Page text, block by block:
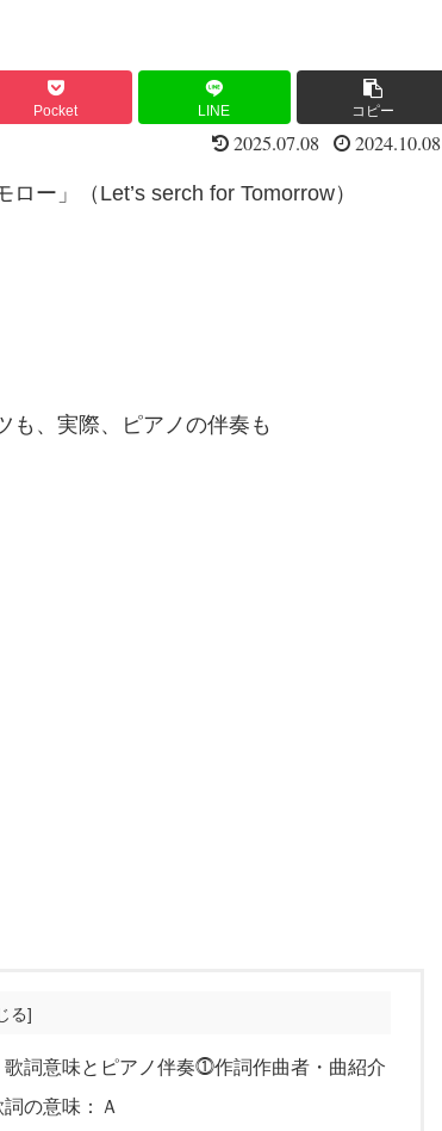
Pocket LINE コピー
2025.07.08 2024.10.08
ー」（Let’s serch for Tomorrow）
も、実際、ピアノの伴奏も
詞意味とピアノ伴奏⓵作詞作曲者・曲紹介
の意味：Ａ